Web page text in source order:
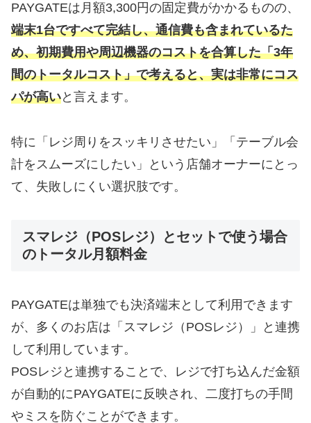
PAYGATEは月額3,300円の固定費がかかるものの、
端末1台ですべて完結し、通信費も含まれているた
め、初期費用や周辺機器のコストを合算した「3年
間のトータルコスト」で考えると、実は非常にコス
パが高いと言えます。
特に「レジ周りをスッキリさせたい」「テーブル会
計をスムーズにしたい」という店舗オーナーにとっ
て、失敗しにくい選択肢です。
スマレジ（POSレジ）とセットで使う場合
のトータル月額料金
PAYGATEは単独でも決済端末として利用できます
が、多くのお店は「スマレジ（POSレジ）」と連携
して利用しています。
POSレジと連携することで、レジで打ち込んだ金額
が自動的にPAYGATEに反映され、二度打ちの手間
やミスを防ぐことができます。